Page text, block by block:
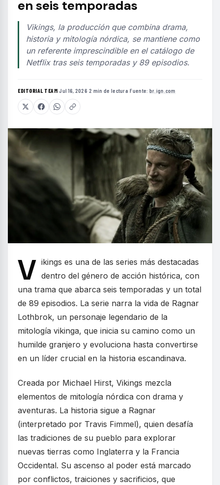
en seis temporadas
Vikings, la producción que combina drama,
historia y mitología nórdica, se mantiene como
un referente imprescindible en el catálogo de
Netflix tras seis temporadas y 89 episodios.
EDITORIAL TEAM·Jul 16, 2026·2 min de lectura·Fuente: br.ign.com
V ikings es una de las series más destacadas
dentro del género de acción histórica, con
una trama que abarca seis temporadas y un total
de 89 episodios. La serie narra la vida de Ragnar
Lothbrok, un personaje legendario de la
mitología vikinga, que inicia su camino como un
humilde granjero y evoluciona hasta convertirse
en un líder crucial en la historia escandinava.
Creada por Michael Hirst, Vikings mezcla
elementos de mitología nórdica con drama y
aventuras. La historia sigue a Ragnar
(interpretado por Travis Fimmel), quien desafía
las tradiciones de su pueblo para explorar
nuevas tierras como Inglaterra y la Francia
Occidental. Su ascenso al poder está marcado
por conflictos, traiciones y sacrificios, que